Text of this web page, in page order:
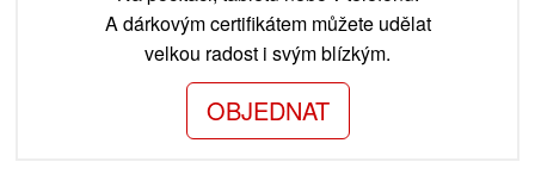
A dárkovým certifikátem můžete udělat
velkou radost i svým blízkým.
OBJEDNAT